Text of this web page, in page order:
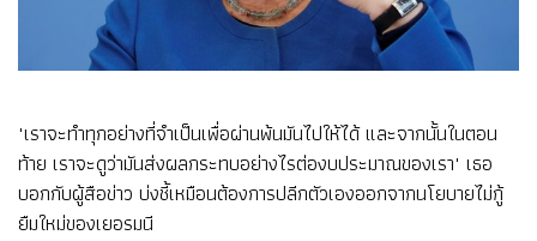
"เราจะทำทุกอย่างที่จำเป็นเพื่อผ่านพ้นมันไปให้ได้ และจากนั้นในตอน
ท้าย เราจะดูว่ามันส่งผลกระทบอย่างไรต่องบประมาณของเรา" เธอ
บอกกับผู้สือข่าว บ่งชี้เหมือนต้องการปลีกตัวเองออกจากนโยบายไม่กู้
ยืมใหม่ของเยอรมนี